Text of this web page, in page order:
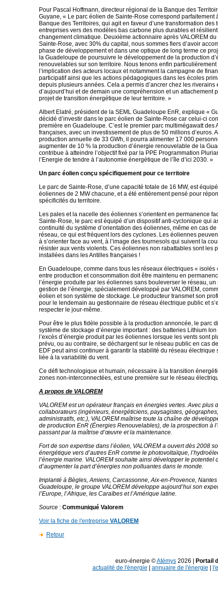
Pour Pascal Hoffmann, directeur régional de la Banque des
Guyane, « Le parc éolien de Sainte-Rose correspond parfaitement
Banque des Territoires, qui agit en faveur d’une transformation des
entreprises vers des modèles bas carbone plus durables et
changement climatique. Deuxième actionnaire après VALOREM
Sainte-Rose, avec 30% du capital, nous sommes fiers d’avoir
phase de développement et dans une optique de long terme ce
la Guadeloupe de poursuivre le développement de la production
renouvelables sur son territoire. Nous tenons enfin particulièrement
l’implication des acteurs locaux et notamment la campagne de
participatif ainsi que les actions pédagogiques dans les écoles
depuis plusieurs années. Cela a permis d’ancrer chez les riverains
d’aujourd’hui et de demain une compréhension et un attachement
projet de transition énergétique de leur territoire. »
Albert Elatré, président de la SEML Guadeloupe EnR, explique «
décidé d’investir dans le parc éolien de Sainte-Rose car celui-ci
première en Guadeloupe. C’est le premier parc multimégawatt des
françaises, avec un investissement de plus de 50 millions d’euros.
production annuelle de 33 GWh, il pourra alimenter 17 000
augmenter de 10 % la production d’énergie renouvelable de la
contribue à atteindre l’objectif fixé par la PPE Programmation
l’Energie de tendre à l’autonomie énergétique de l’île d’ici 2030. »
Un parc éolien conçu spécifiquement pour ce territoire
Le parc de Sainte-Rose, d’une capacité totale de 16 MW, est
éoliennes de 2 MW chacune, et a été entièrement pensé pour
spécificités du territoire.
Les pales et la nacelle des éoliennes s’orientent en permanence
Sainte-Rose, le parc est équipé d’un dispositif anti-cyclonique qui
continuité du système d’orientation des éoliennes, même en cas
réseau, ce qui est fréquent lors des cyclones. Les éoliennes
à s’orienter face au vent, à l’image des tournesols qui suivent la
résister aux vents violents. Ces éoliennes non rabattables sont les
installées dans les Antilles françaises !
En Guadeloupe, comme dans tous les réseaux électriques « isolés
entre production et consommation doit être maintenu en
l’énergie produite par les éoliennes sans bouleverser le réseau, un
gestion de l’énergie, spécialement développé par VALOREM,
éolien et son système de stockage. Le producteur transmet son
pour le lendemain au gestionnaire de réseau électrique public et
respecter le jour-même.
Pour être le plus fidèle possible à la production annoncée, le parc
système de stockage d’énergie important : des batteries Lithium
l’excès d’énergie produit par les éoliennes lorsque les vents sont
prévu, ou au contraire, se déchargent sur le réseau public en cas
EDF peut ainsi continuer à garantir la stabilité du réseau électrique
liée à la variabilité du vent.
Ce défi technologique et humain, nécessaire à la transition
zones non-interconnectées, est une première sur le réseau
A propos de VALOREM
VALOREM est un opérateur français en énergies vertes. Avec plus
collaborateurs (ingénieurs, énergéticiens, paysagistes,
administratifs, etc.), VALOREM maîtrise toute la chaîne de
de production EnR (Énergies Renouvelables), de la prospection à
passant par la maîtrise d’œuvre et la maintenance.
Fort de son expertise dans l’éolien, VALOREM a ouvert dès 2008
énergétique vers d’autres EnR comme le photovoltaïque,
l’énergie marine. VALOREM souhaite ainsi développer le potentiel
d’augmenter la part d’énergies non polluantes dans le monde.
Implanté à Bègles, Amiens, Carcassonne, Aix-en-Provence,
Guadeloupe, le groupe VALOREM développe aujourd’hui son
l’Europe, l’Afrique, les Caraïbes et l’Amérique latine.
Source : Communiqué Valorem
Voir la fiche de l'entreprise VALOREM
Retour
euro-énergie ©Atémys2026 |
Portail
actualité de l'énergie
annuaire de l'énergie